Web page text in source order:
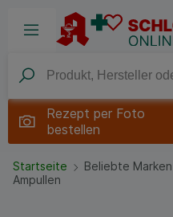
Rezept per Foto
bestellen
Startseite Beliebte Marken
Ampullen